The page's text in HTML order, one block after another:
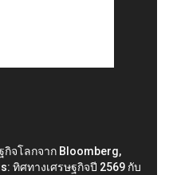
กิจโลกจาก Bloomberg,
ทิศทางเศรษฐกิจปี 2569 กับ